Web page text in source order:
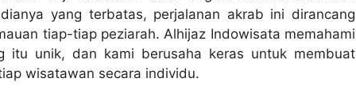
yang terbatas, perjalanan akrab ini dirancang
tiap-tiap peziarah. Alhijaz Indowisata memahami
itu unik, dan kami berusaha keras untuk membuat
wisatawan secara individu.